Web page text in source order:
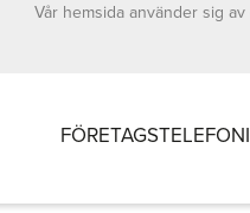
FÖRETAGSTELEFONI
Vår hemsida använder sig